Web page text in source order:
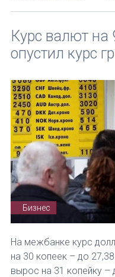
Курс валют
опустил курс
Бизнес
На межбанке курс
на 30 копеек – до
вырос на 31 копейку –